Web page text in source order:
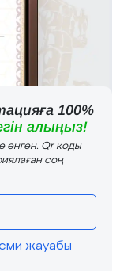
100%
алыңыз!
енген. Qr коды
соң
жауабы